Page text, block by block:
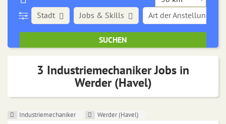
Stadt Art der Anstellung
Jobs & Skills
3 Industriemechaniker Jobs in
Werder (Havel)
Industriemechaniker Werder (Havel)